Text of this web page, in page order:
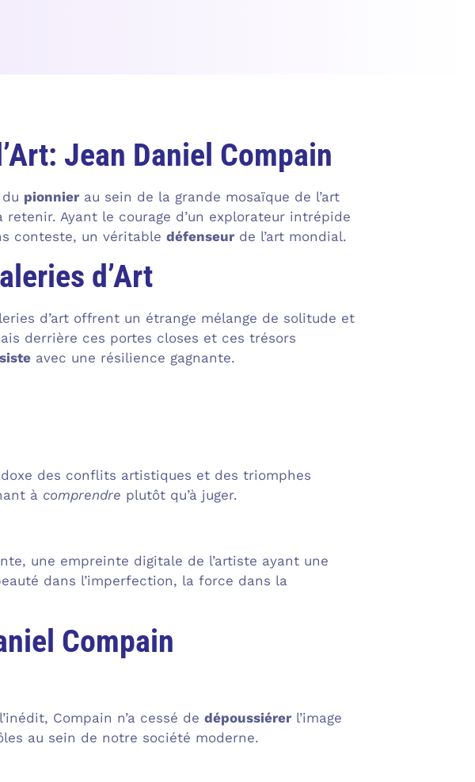
Jean Daniel Compain
pionnierau sein de la grande mosaïque de l’art
Ayant le courage d’un explorateur intrépide
conteste, un véritable défenseurde l’art mondial.
d’Art
d’art offrent un étrange mélange de solitude et
derrière ces portes closes et ces trésors
avec une résilience gagnante.
des conflits artistiques et des triomphes
à comprendre plutôt qu’à juger.
une empreinte digitale de l’artiste ayant une
dans l’imperfection, la force dans la
Compain
Compain n’a cessé de dépoussiérerl’image
au sein de notre société moderne.